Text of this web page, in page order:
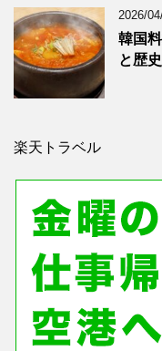
2026/
韓国
と歴史
楽天トラベル